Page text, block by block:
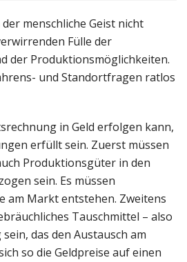
menschliche Geist nicht
Fülle der
der Produktionsmöglichkeiten.
und Standortfragen ratlos
in Geld erfolgen kann,
erfüllt sein. Zuerst müssen
Produktionsgüter in den
sein. Es müssen
am Markt entstehen. Zweitens
Tauschmittel – also
das den Austausch am
so die Geldpreise auf einen